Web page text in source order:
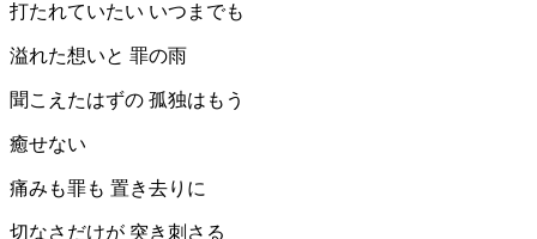
打たれていたい いつまでも
溢れた想いと 罪の雨
聞こえたはずの 孤独はもう
癒せない
痛みも罪も 置き去りに
切なさだけが 突き刺さる